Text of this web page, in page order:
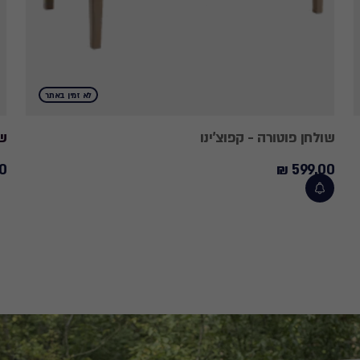
לא זמין באתר
שולחן פוטורה - קפוצ'ינו
599.00
₪
599.00 ₪